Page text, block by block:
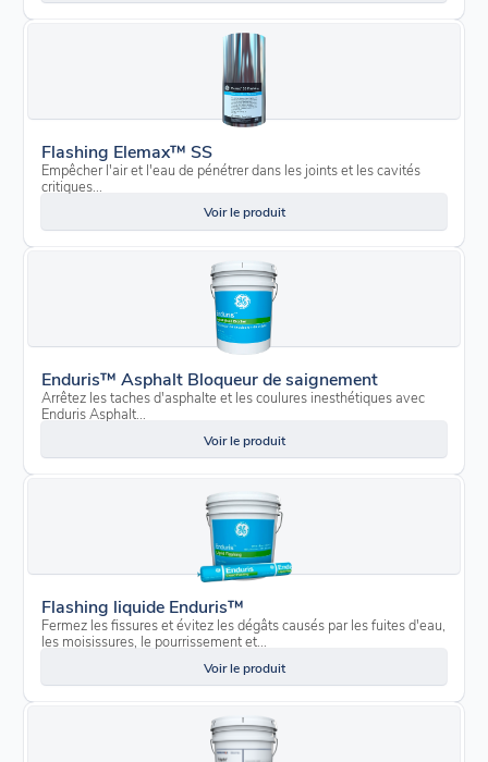
Flashing Elemax™ SS
Empêcher l'air et l'eau de pénétrer dans les joints et les cavités
critiques...
Voir le produit
Enduris™ Asphalt Bloqueur de saignement
Arrêtez les taches d'asphalte et les coulures inesthétiques avec
Enduris Asphalt...
Voir le produit
Flashing liquide Enduris™
Fermez les fissures et évitez les dégâts causés par les fuites d'eau,
les moisissures, le pourrissement et...
Voir le produit